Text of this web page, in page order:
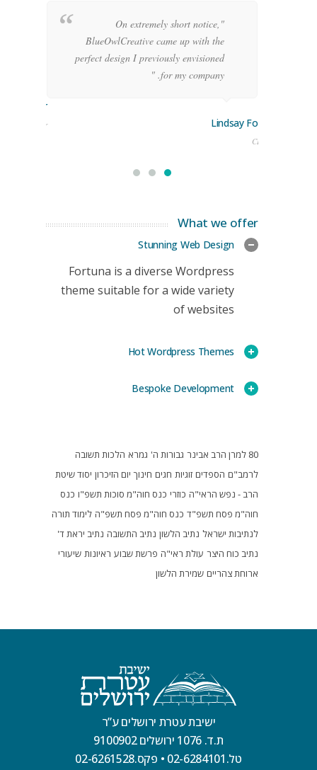
"On extremely short notice,
BlueOwlCreative came up with the
perfect design I previously envisioned
for my company. "
Lindsay Ford
CEO
Stoner
Manager
What we offer
Stunning Web Design
Fortuna is a diverse Wordpress
theme suitable for a wide variety
of websites
Hot Wordpress Themes
Bespoke Development
80 למרן הרב אבינר גבורות ה' גמרא הלכות תשובה
לרמב"ם הספדים זוגיות חגים חינוך יום הזיכרון יסוד שיטת
הרב - נפש הראי"ה כוזרי כנס חוה"מ סוכות תשפ"ו כנס
חוה"מ פסח תשפ"ד כנס חוה"מ פסח תשפ"ה לימוד תורה
לנתיבות ישראל נתיב הלשון נתיב התשובה נתיב יראת ד'
נתיב כוח היצר עולת ראי"ה פרשת שבוע ראיונות שיעורי
ארוחת צהריים שמירת הלשון
ישיבת עטרת ירושלים ע”ר
ת.ד. 1076 ירושלים 9100902
טל.02-6284101
• פקס.02-6261528